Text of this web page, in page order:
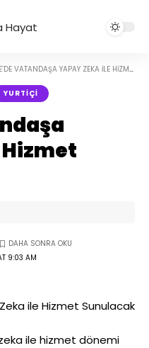
VATANDAŞA YAPAY ZEKA ILE HIZMET SUNULACAK
YURTIÇI
9:03 AM
ile Hizmet Sunulacak
ile hizmet dönemi